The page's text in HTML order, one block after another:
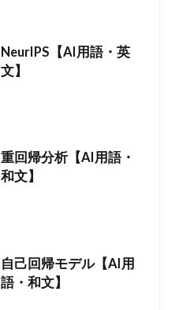
NeurIPS【AI用語・英
文】
重回帰分析【AI用語・
和文】
自己回帰モデル【AI用
語・和文】